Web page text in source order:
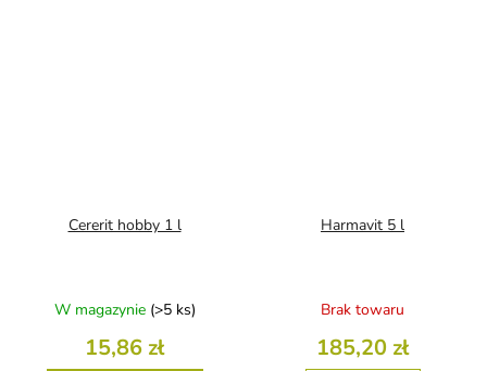
Cererit hobby 1 l
W magazynie (>5 ks)
15,86 zł
Harmavit 5 l
Brak towaru
185,20 zł